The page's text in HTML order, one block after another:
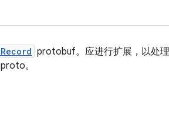
protobuf。应进行扩展，以处理
。